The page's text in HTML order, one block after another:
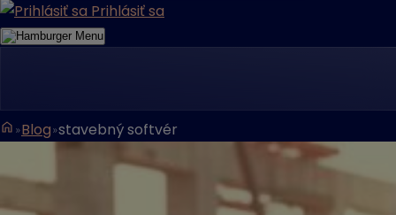
Prihlásiť sa
Menu
Blog stavebný softvér